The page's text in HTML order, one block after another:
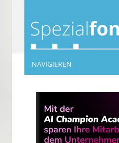
NAVIGIEREN